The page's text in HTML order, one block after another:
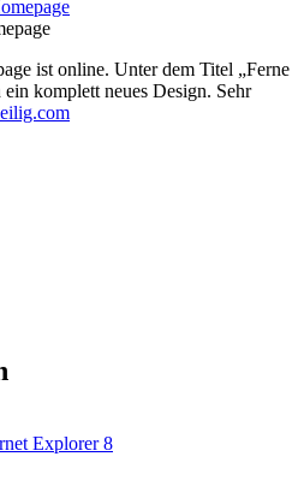
komplett neues Design. Sehr
Explorer 8